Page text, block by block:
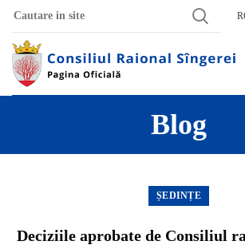
Blog
ȘEDINȚE
Deciziile aprobate de Consiliul